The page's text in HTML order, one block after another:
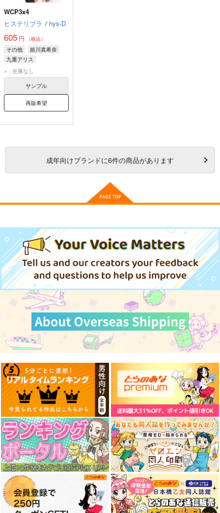
WCP3x4
ヒステリブラ / hys-D
605 円 （税込）
その他
姫川真希奈
九重アリス
朝比奈英理子
×：在庫なし
サンプル
再販希望
成年向けブランドに6件の商品があります